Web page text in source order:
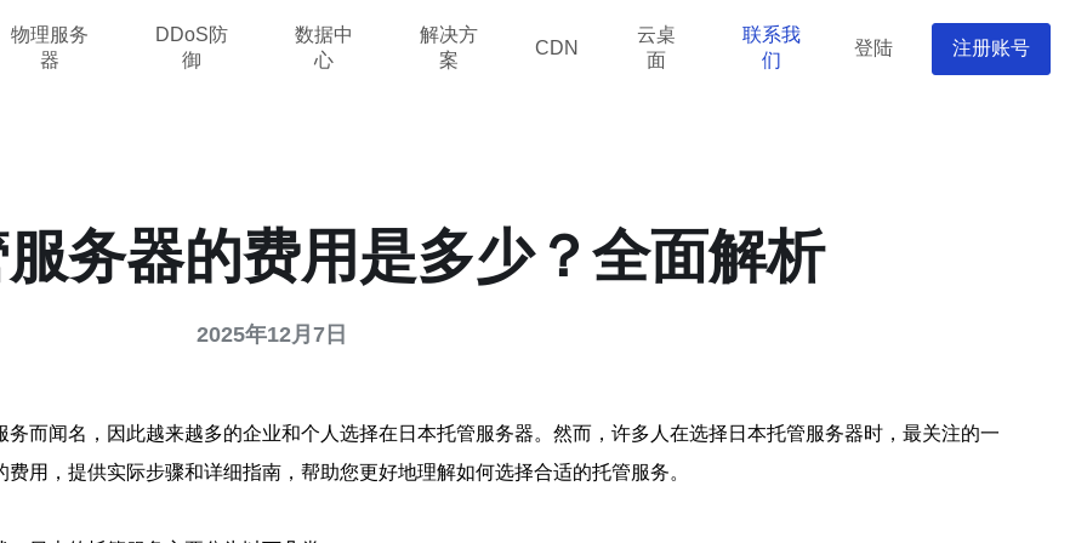
物理服务
器
DDoS防
御
数据中
心
解决方
案
CDN
云桌
面
联系我
们
登陆 注册账号
务器的费用是多少？全面解析
2025年12月7日
而闻名，因此越来越多的企业和个人选择在日本托管服务器。然而，许多人在选择日本托管服务器时，最关注的一
用，提供实际步骤和详细指南，帮助您更好地理解如何选择合适的托管服务。